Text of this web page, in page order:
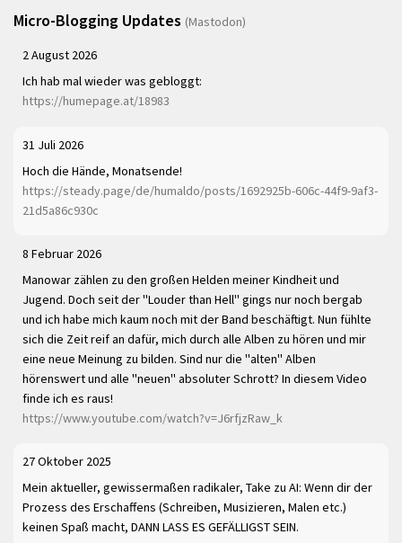
Micro-Blogging Updates (Mastodon)
2 August 2026
Ich hab mal wieder was gebloggt:
https://humepage.at/18983
31 Juli 2026
Hoch die Hände, Monatsende!
https://steady.page/de/humaldo/posts/1692925b-606c-44f9-9af3-
21d5a86c930c
8 Februar 2026
Manowar zählen zu den großen Helden meiner Kindheit und
Jugend. Doch seit der "Louder than Hell" gings nur noch bergab
und ich habe mich kaum noch mit der Band beschäftigt. Nun fühlte
sich die Zeit reif an dafür, mich durch alle Alben zu hören und mir
eine neue Meinung zu bilden. Sind nur die "alten" Alben
hörenswert und alle "neuen" absoluter Schrott? In diesem Video
finde ich es raus!
https://www.youtube.com/watch?v=J6rfjzRaw_k
27 Oktober 2025
Mein aktueller, gewissermaßen radikaler, Take zu AI: Wenn dir der
Prozess des Erschaffens (Schreiben, Musizieren, Malen etc.)
keinen Spaß macht, DANN LASS ES GEFÄLLIGST SEIN.